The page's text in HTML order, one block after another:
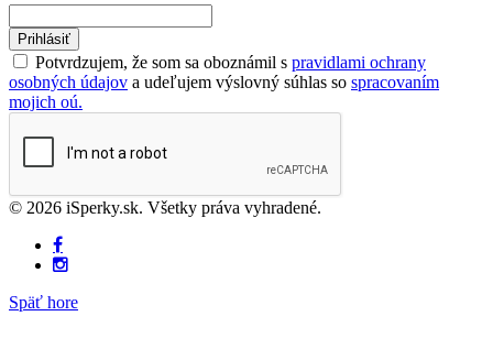
Prihlásiť
Potvrdzujem, že som sa oboznámil s pravidlami ochrany
osobných údajov a udeľujem výslovný súhlas so spracovaním
mojich oú.
© 2026 iSperky.sk. Všetky práva vyhradené.
Späť hore